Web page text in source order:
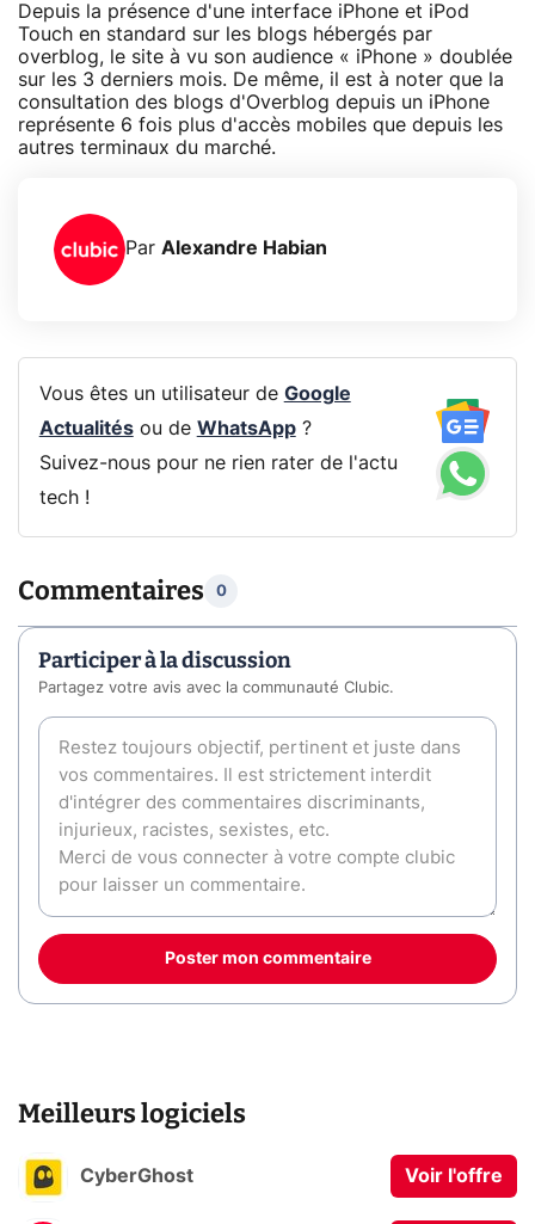
Depuis la présence d'une interface iPhone et iPod
Touch en standard sur les blogs hébergés par
overblog, le site à vu son audience « iPhone » doublée
sur les 3 derniers mois. De même, il est à noter que la
consultation des blogs d'Overblog depuis un iPhone
représente 6 fois plus d'accès mobiles que depuis les
autres terminaux du marché.
Par Alexandre Habian
Vous êtes un utilisateur de Google
Actualitésou de WhatsApp?
Suivez-nous pour ne rien rater de l'actu
tech !
Commentaires 0
Participer à la discussion
Partagez votre avis avec la communauté Clubic.
Poster mon commentaire
Meilleurs logiciels
CyberGhost Voir l'offre